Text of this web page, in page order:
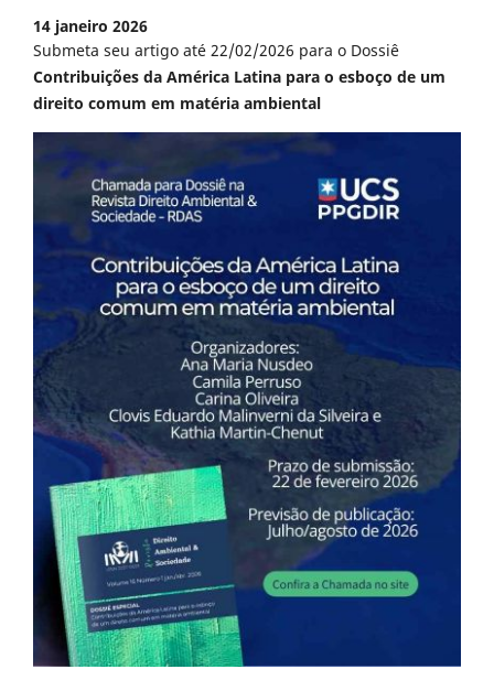
14 janeiro 2026
Submeta seu artigo até 22/02/2026 para o Dossiê
Contribuições da América Latina para o esboço de um
direito comum em matéria ambiental